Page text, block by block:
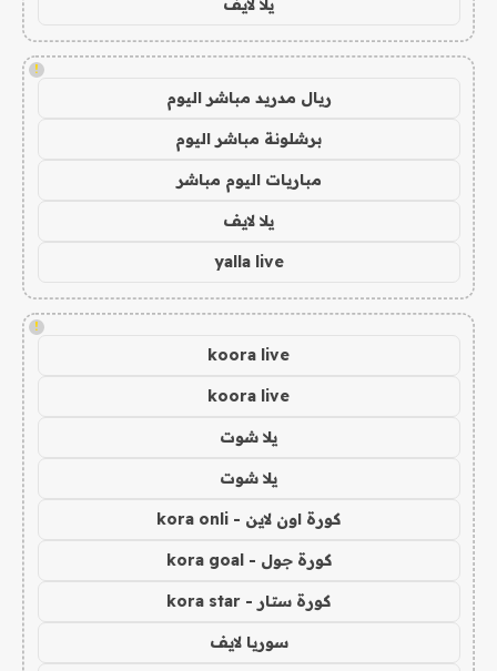
!
ريال مدريد مباشر اليوم
برشلونة مباشر اليوم
مباريات اليوم مباشر
يلا لايف
yalla live
!
koora live
koora live
يلا شوت
يلا شوت
كورة اون لاين - kora onli
كورة جول - kora goal
كورة ستار - kora star
سوريا لايف